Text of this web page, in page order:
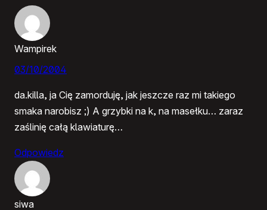
Wampirek
03/10/2004
da.killa, ja Cię zamorduję, jak jeszcze raz mi takiego
smaka narobisz ;) A grzybki na k, na masełku… zaraz
zaślinię całą klawiaturę…
Odpowiedz
siwa